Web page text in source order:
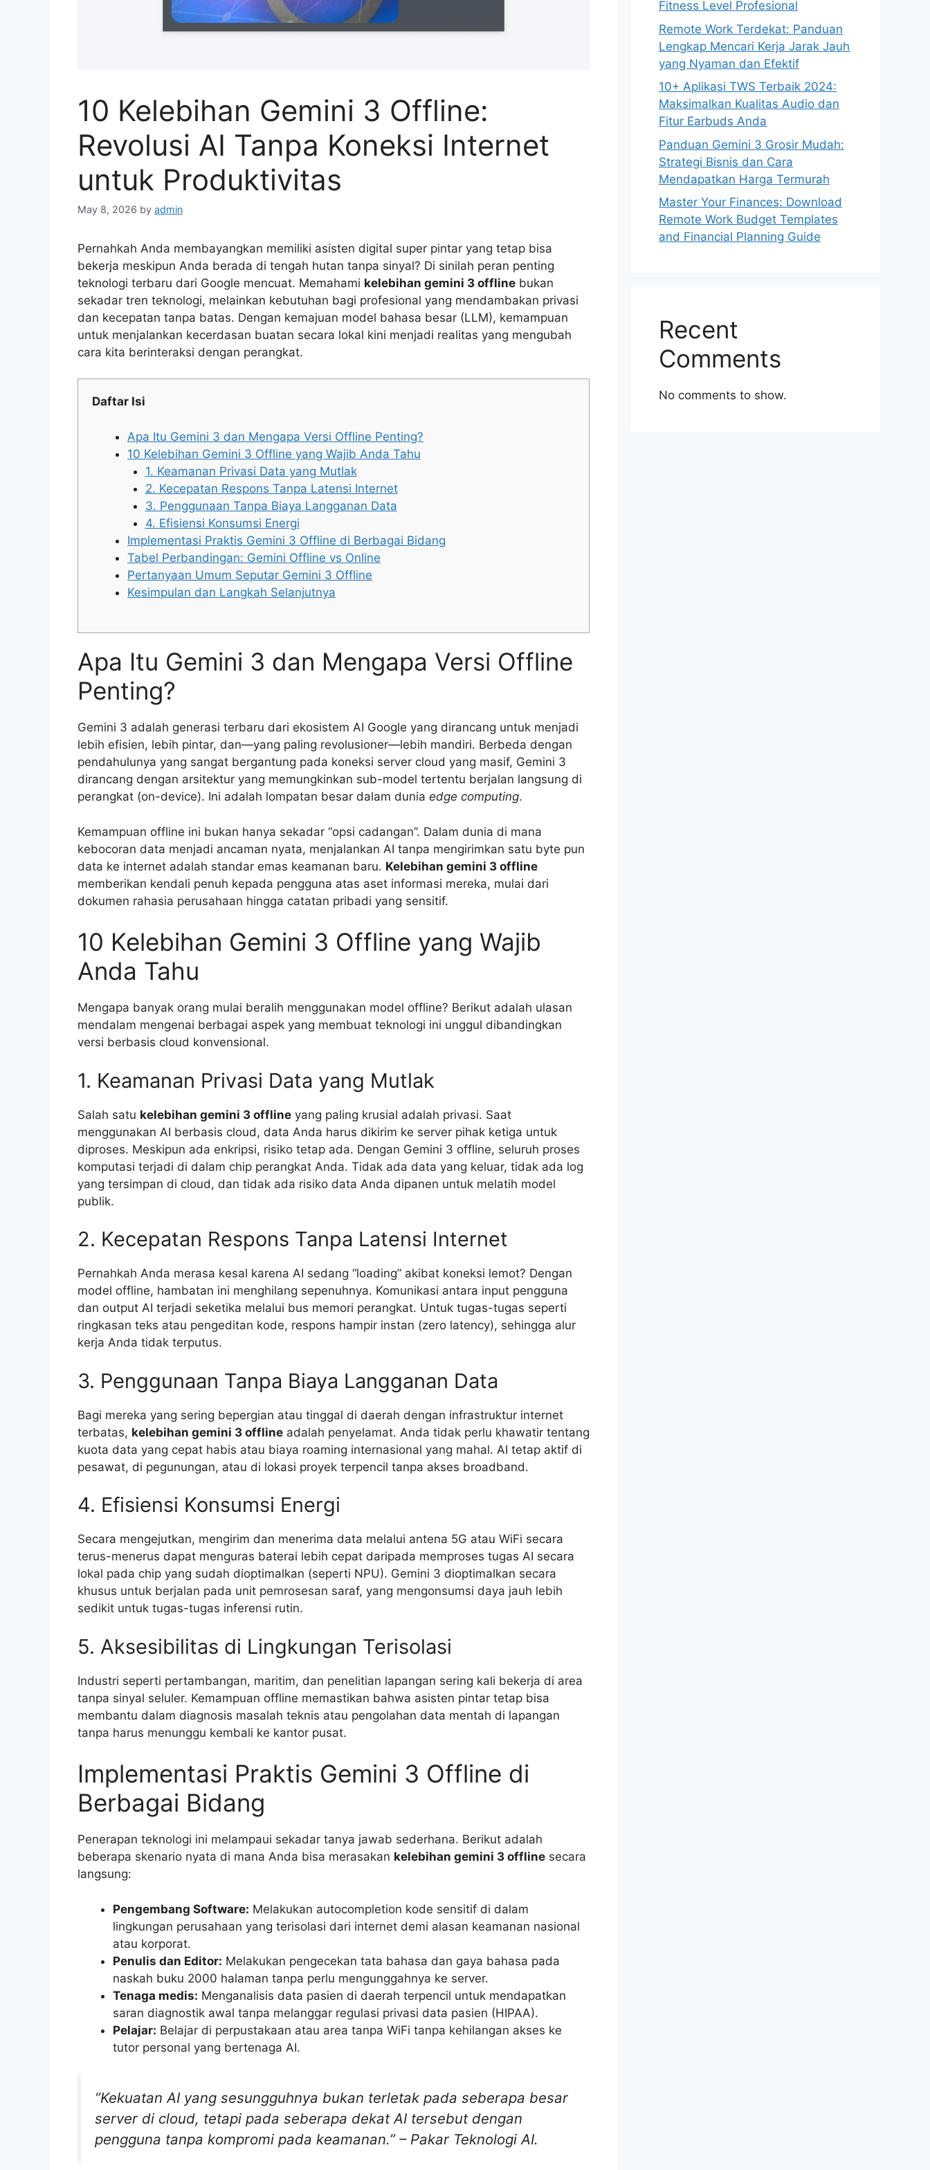
10 Kelebihan Gemini 3 Offline:
Revolusi AI Tanpa Koneksi Internet
untuk Produktivitas
May 8, 2026 by admin
Pernahkah Anda membayangkan memiliki asisten digital super pintar yang tetap bisa
bekerja meskipun Anda berada di tengah hutan tanpa sinyal? Di sinilah peran penting
teknologi terbaru dari Google mencuat. Memahami kelebihan gemini 3 offline bukan
sekadar tren teknologi, melainkan kebutuhan bagi profesional yang mendambakan privasi
dan kecepatan tanpa batas. Dengan kemajuan model bahasa besar (LLM), kemampuan
untuk menjalankan kecerdasan buatan secara lokal kini menjadi realitas yang mengubah
cara kita berinteraksi dengan perangkat.
Daftar Isi
Apa Itu Gemini 3 dan Mengapa Versi Offline Penting?
10 Kelebihan Gemini 3 Offline yang Wajib Anda Tahu
1. Keamanan Privasi Data yang Mutlak
2. Kecepatan Respons Tanpa Latensi Internet
3. Penggunaan Tanpa Biaya Langganan Data
4. Efisiensi Konsumsi Energi
Implementasi Praktis Gemini 3 Offline di Berbagai Bidang
Tabel Perbandingan: Gemini Offline vs Online
Pertanyaan Umum Seputar Gemini 3 Offline
Kesimpulan dan Langkah Selanjutnya
Apa Itu Gemini 3 dan Mengapa Versi Offline
Penting?
Gemini 3 adalah generasi terbaru dari ekosistem AI Google yang dirancang untuk menjadi
lebih efisien, lebih pintar, dan—yang paling revolusioner—lebih mandiri. Berbeda dengan
pendahulunya yang sangat bergantung pada koneksi server cloud yang masif, Gemini 3
dirancang dengan arsitektur yang memungkinkan sub-model tertentu berjalan langsung di
perangkat (on-device). Ini adalah lompatan besar dalam dunia edge computing.
Kemampuan offline ini bukan hanya sekadar “opsi cadangan”. Dalam dunia di mana
kebocoran data menjadi ancaman nyata, menjalankan AI tanpa mengirimkan satu byte pun
data ke internet adalah standar emas keamanan baru. Kelebihan gemini 3 offline
memberikan kendali penuh kepada pengguna atas aset informasi mereka, mulai dari
dokumen rahasia perusahaan hingga catatan pribadi yang sensitif.
10 Kelebihan Gemini 3 Offline yang Wajib
Anda Tahu
Mengapa banyak orang mulai beralih menggunakan model offline? Berikut adalah ulasan
mendalam mengenai berbagai aspek yang membuat teknologi ini unggul dibandingkan
versi berbasis cloud konvensional.
1. Keamanan Privasi Data yang Mutlak
Salah satu kelebihan gemini 3 offline yang paling krusial adalah privasi. Saat
menggunakan AI berbasis cloud, data Anda harus dikirim ke server pihak ketiga untuk
diproses. Meskipun ada enkripsi, risiko tetap ada. Dengan Gemini 3 offline, seluruh proses
komputasi terjadi di dalam chip perangkat Anda. Tidak ada data yang keluar, tidak ada log
yang tersimpan di cloud, dan tidak ada risiko data Anda dipanen untuk melatih model
publik.
2. Kecepatan Respons Tanpa Latensi Internet
Pernahkah Anda merasa kesal karena AI sedang “loading” akibat koneksi lemot? Dengan
model offline, hambatan ini menghilang sepenuhnya. Komunikasi antara input pengguna
dan output AI terjadi seketika melalui bus memori perangkat. Untuk tugas-tugas seperti
ringkasan teks atau pengeditan kode, respons hampir instan (zero latency), sehingga alur
kerja Anda tidak terputus.
3. Penggunaan Tanpa Biaya Langganan Data
Bagi mereka yang sering bepergian atau tinggal di daerah dengan infrastruktur internet
terbatas, kelebihan gemini 3 offline adalah penyelamat. Anda tidak perlu khawatir tentang
kuota data yang cepat habis atau biaya roaming internasional yang mahal. AI tetap aktif di
pesawat, di pegunungan, atau di lokasi proyek terpencil tanpa akses broadband.
4. Efisiensi Konsumsi Energi
Secara mengejutkan, mengirim dan menerima data melalui antena 5G atau WiFi secara
terus-menerus dapat menguras baterai lebih cepat daripada memproses tugas AI secara
lokal pada chip yang sudah dioptimalkan (seperti NPU). Gemini 3 dioptimalkan secara
khusus untuk berjalan pada unit pemrosesan saraf, yang mengonsumsi daya jauh lebih
sedikit untuk tugas-tugas inferensi rutin.
5. Aksesibilitas di Lingkungan Terisolasi
Industri seperti pertambangan, maritim, dan penelitian lapangan sering kali bekerja di area
tanpa sinyal seluler. Kemampuan offline memastikan bahwa asisten pintar tetap bisa
membantu dalam diagnosis masalah teknis atau pengolahan data mentah di lapangan
tanpa harus menunggu kembali ke kantor pusat.
Implementasi Praktis Gemini 3 Offline di
Berbagai Bidang
Penerapan teknologi ini melampaui sekadar tanya jawab sederhana. Berikut adalah
beberapa skenario nyata di mana Anda bisa merasakan kelebihan gemini 3 offline secara
langsung:
Pengembang Software: Melakukan autocompletion kode sensitif di dalam
lingkungan perusahaan yang terisolasi dari internet demi alasan keamanan nasional
atau korporat.
Penulis dan Editor: Melakukan pengecekan tata bahasa dan gaya bahasa pada
naskah buku 2000 halaman tanpa perlu mengunggahnya ke server.
Tenaga medis: Menganalisis data pasien di daerah terpencil untuk mendapatkan
saran diagnostik awal tanpa melanggar regulasi privasi data pasien (HIPAA).
Pelajar: Belajar di perpustakaan atau area tanpa WiFi tanpa kehilangan akses ke
tutor personal yang bertenaga AI.
“Kekuatan AI yang sesungguhnya bukan terletak pada seberapa besar
server di cloud, tetapi pada seberapa dekat AI tersebut dengan
pengguna tanpa kompromi pada keamanan.” – Pakar Teknologi AI.
Fitness Level Profesional
Remote Work Terdekat: Panduan
Lengkap Mencari Kerja Jarak Jauh
yang Nyaman dan Efektif
10+ Aplikasi TWS Terbaik 2024:
Maksimalkan Kualitas Audio dan
Fitur Earbuds Anda
Panduan Gemini 3 Grosir Mudah:
Strategi Bisnis dan Cara
Mendapatkan Harga Termurah
Master Your Finances: Download
Remote Work Budget Templates
and Financial Planning Guide
Recent
Comments
No comments to show.